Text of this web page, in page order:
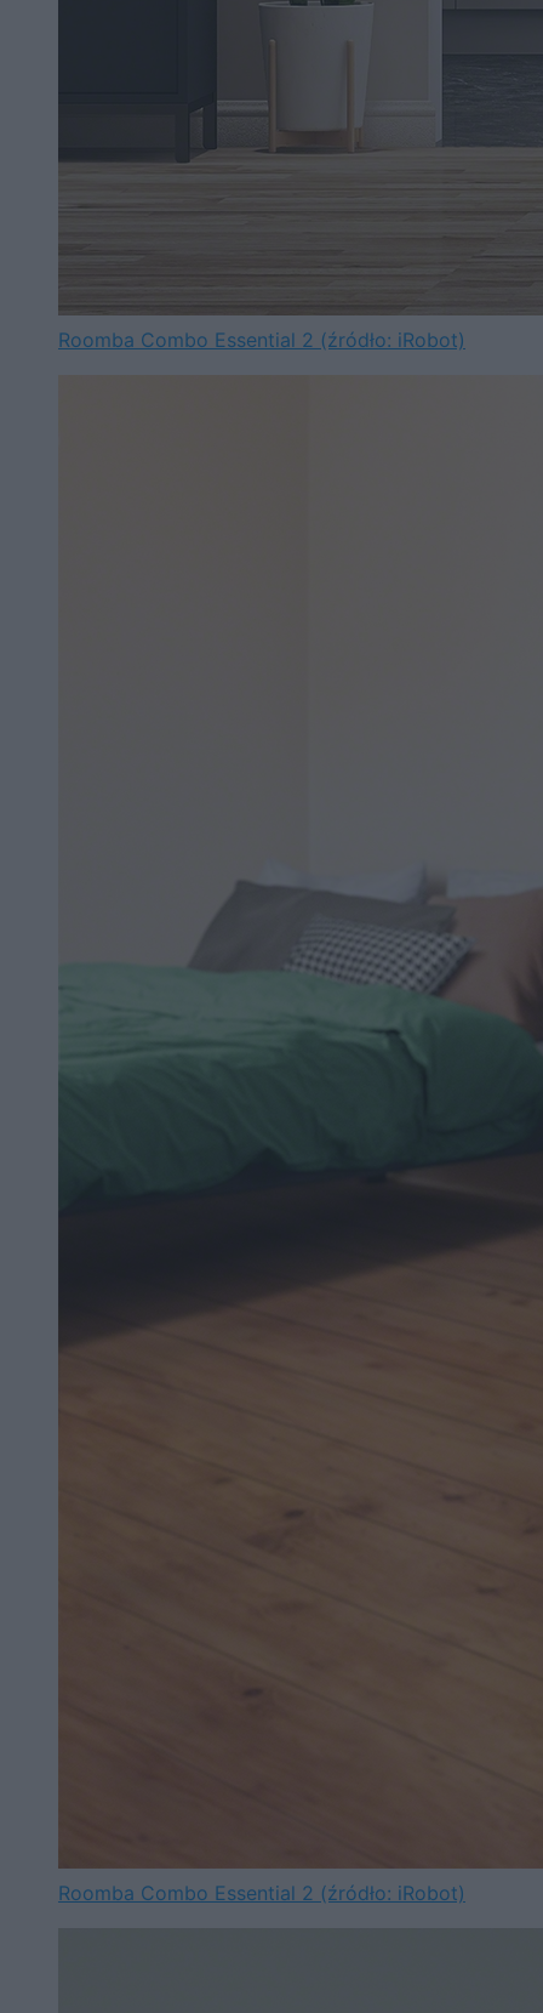
Roomba Combo Essential 2 (źródło: iRobot)
Roomba Combo Essential 2 (źródło: iRobot)